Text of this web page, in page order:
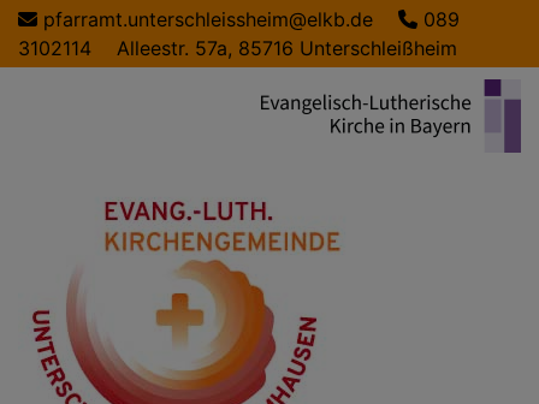
Direkt
zum
Inhalt
pfarramt.unterschleissheim@elkb.de
089
3102114
Alleestr. 57a, 85716 Unterschleißheim